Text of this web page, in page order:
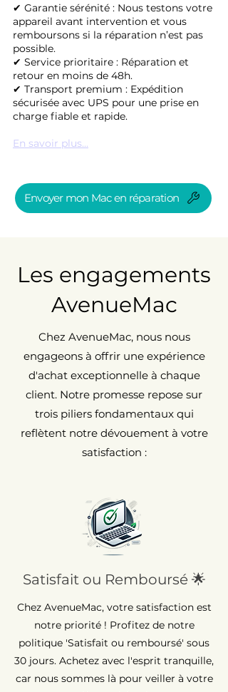
✔ Garantie sérénité : Nous testons votre
appareil avant intervention et vous
remboursons si la réparation n’est pas
possible.
✔ Service prioritaire : Réparation et
retour en moins de 48h.
✔ Transport premium : Expédition
sécurisée avec UPS pour une prise en
charge fiable et rapide.
En savoir plus...
Envoyer mon Mac en réparation
Les engagements
AvenueMac
Chez AvenueMac, nous nous
engageons à offrir une expérience
d'achat exceptionnelle à chaque
client. Notre promesse repose sur
trois piliers fondamentaux qui
reflètent notre dévouement à votre
satisfaction :
Satisfait ou Remboursé 🌟
Chez AvenueMac, votre satisfaction est
notre priorité ! Profitez de notre
politique 'Satisfait ou remboursé' sous
30 jours. Achetez avec l'esprit tranquille,
car nous sommes là pour veiller à votre